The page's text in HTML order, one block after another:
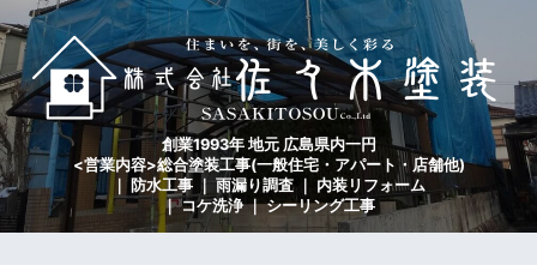
創業1993年 地元 広島県内一円
<営業内容>総合塗装工事(一般住宅・アパート・店舗他)
｜ 防水工事 ｜ 雨漏り調査 ｜ 内装リフォーム
｜ コケ洗浄 ｜ シーリング工事